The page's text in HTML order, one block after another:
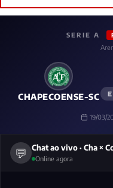
SERIE A
CHAPECOENSE-SC
19/03/
💬 Chat ao vivo · Cha ×
Online agora